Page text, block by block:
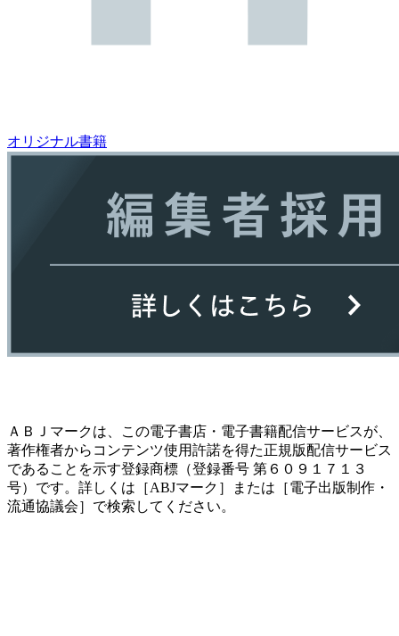
オリジナル書籍
ＡＢＪマークは、この電子書店・電子書籍配信サービスが、
著作権者からコンテンツ使用許諾を得た正規版配信サービス
であることを示す登録商標（登録番号 第６０９１７１３
号）です。詳しくは［ABJマーク］または［電子出版制作・
流通協議会］で検索してください。